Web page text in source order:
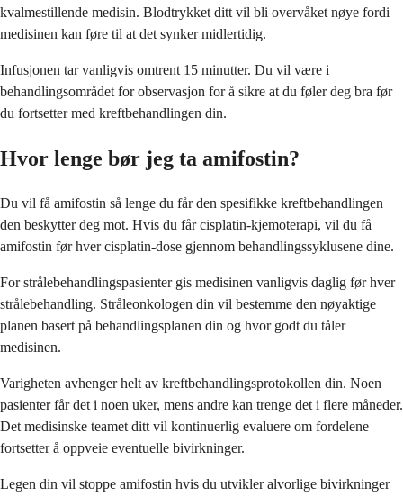
kvalmestillende medisin. Blodtrykket ditt vil bli overvåket nøye fordi
medisinen kan føre til at det synker midlertidig.
Infusjonen tar vanligvis omtrent 15 minutter. Du vil være i
behandlingsområdet for observasjon for å sikre at du føler deg bra før
du fortsetter med kreftbehandlingen din.
Hvor lenge bør jeg ta amifostin?
Du vil få amifostin så lenge du får den spesifikke kreftbehandlingen
den beskytter deg mot. Hvis du får cisplatin-kjemoterapi, vil du få
amifostin før hver cisplatin-dose gjennom behandlingssyklusene dine.
For strålebehandlingspasienter gis medisinen vanligvis daglig før hver
strålebehandling. Stråleonkologen din vil bestemme den nøyaktige
planen basert på behandlingsplanen din og hvor godt du tåler
medisinen.
Varigheten avhenger helt av kreftbehandlingsprotokollen din. Noen
pasienter får det i noen uker, mens andre kan trenge det i flere måneder.
Det medisinske teamet ditt vil kontinuerlig evaluere om fordelene
fortsetter å oppveie eventuelle bivirkninger.
Legen din vil stoppe amifostin hvis du utvikler alvorlige bivirkninger